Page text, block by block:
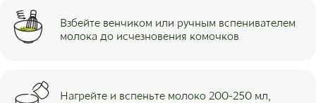
Взбейте венчиком или ручным вспенивателем
молока до исчезновения комочков
Нагрейте и вспеньте молоко 200-250 мл,